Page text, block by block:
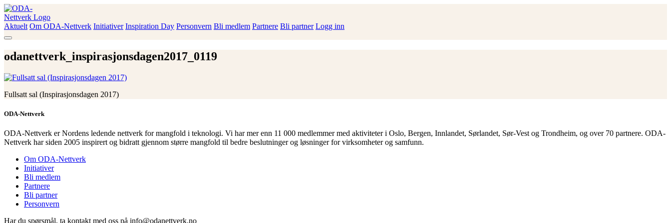
Skip
to
content
Aktuelt Om ODA-Nettverk Initiativer Inspiration Day Personvern Bli medlem Partnere Bli partner Logg inn
odanettverk_inspirasjonsdagen2017_0119
Fullsatt sal (Inspirasjonsdagen 2017)
ODA-Nettverk
ODA-Nettverk er Nordens ledende nettverk for mangfold i teknologi. Vi har mer enn 11 000 medlemmer med aktiviteter i Oslo, Bergen, Innlandet, Sørlandet, Sør-Vest og Trondheim, og over 70 partnere. ODA-
Nettverk har siden 2005 inspirert og bidratt gjennom større mangfold til bedre beslutninger og løsninger for virksomheter og samfunn.
Om ODA-Nettverk
Initiativer
Bli medlem
Partnere
Bli partner
Personvern
Har du spørsmål, ta kontakt med oss på info@odanettverk.no